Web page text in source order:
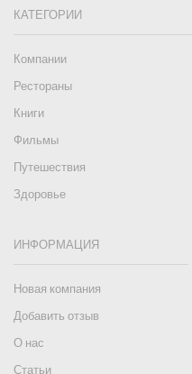
КАТЕГОРИИ
Компании
Рестораны
Книги
Фильмы
Путешествия
Здоровье
ИНФОРМАЦИЯ
Новая компания
Добавить отзыв
О нас
Статьи